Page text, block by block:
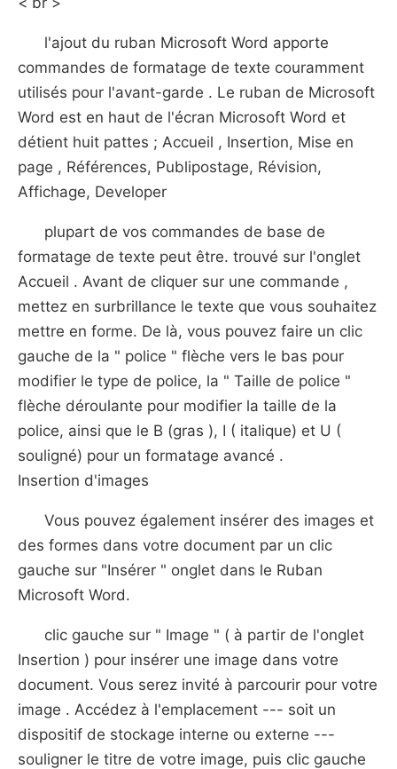
l'ajout du ruban Microsoft Word apporte
commandes de formatage de texte couramment
utilisés pour l'avant-garde . Le ruban de Microsoft
Word est en haut de l'écran Microsoft Word et
détient huit pattes ; Accueil , Insertion, Mise en
page , Références, Publipostage, Révision,
Affichage, Developer
plupart de vos commandes de base de
formatage de texte peut être. trouvé sur l'onglet
Accueil . Avant de cliquer sur une commande ,
mettez en surbrillance le texte que vous souhaitez
mettre en forme. De là, vous pouvez faire un clic
gauche de la " police " flèche vers le bas pour
modifier le type de police, la " Taille de police "
flèche déroulante pour modifier la taille de la
police, ainsi que le B (gras ), I ( italique) et U (
souligné) pour un formatage avancé .
Insertion d'images
Vous pouvez également insérer des images et
des formes dans votre document par un clic
gauche sur "Insérer " onglet dans le Ruban
Microsoft Word.
clic gauche sur " Image " ( à partir de l'onglet
Insertion ) pour insérer une image dans votre
document. Vous serez invité à parcourir pour votre
image . Accédez à l'emplacement --- soit un
dispositif de stockage interne ou externe ---
souligner le titre de votre image, puis clic gauche